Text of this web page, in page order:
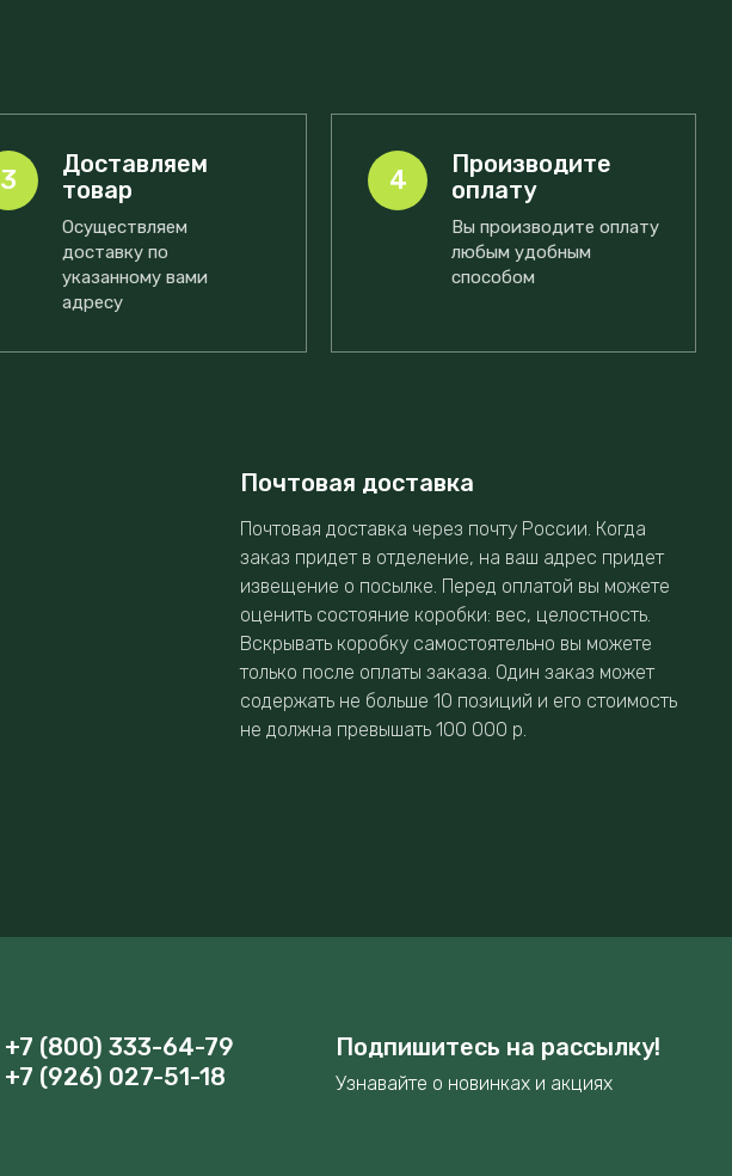
3
Доставляем
товар
Осуществляем
доставку по
указанному вами
адресу
4
Производите
оплату
Вы производите оплату
любым удобным
способом
Почтовая доставка
Почтовая доставка через почту России. Когда
заказ придет в отделение, на ваш адрес придет
извещение о посылке. Перед оплатой вы можете
оценить состояние коробки: вес, целостность.
Вскрывать коробку самостоятельно вы можете
только после оплаты заказа. Один заказ может
содержать не больше 10 позиций и его стоимость
не должна превышать 100 000 р.
+7 (800) 333-64-79
+7 (926) 027-51-18
Подпишитесь на рассылку!
Узнавайте о новинках и акциях